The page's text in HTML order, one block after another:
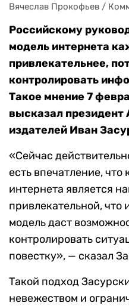
Вячеслав Прокофьев /
Российскому
модель интернета
привлекательнее,
контролировать
Такое мнение 7
высказал президент
издателей Иван
«Сейчас
есть впечатление, что
интернета является
привлекательной, что
модель даст
контролировать
повестку», — сказал
Такой подход
невежеством и